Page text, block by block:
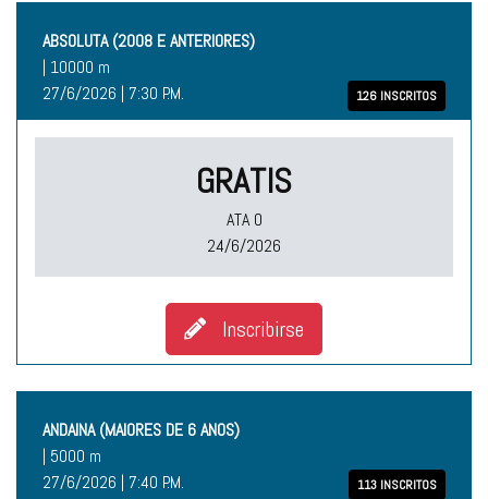
ABSOLUTA (2008 E ANTERIORES)
| 10000 m
126 INSCRITOS
27/6/2026 | 7:30 P.M.
GRATIS
ATA O
24/6/2026
Inscribirse
ANDAINA (MAIORES DE 6 ANOS)
| 5000 m
113 INSCRITOS
27/6/2026 | 7:40 P.M.